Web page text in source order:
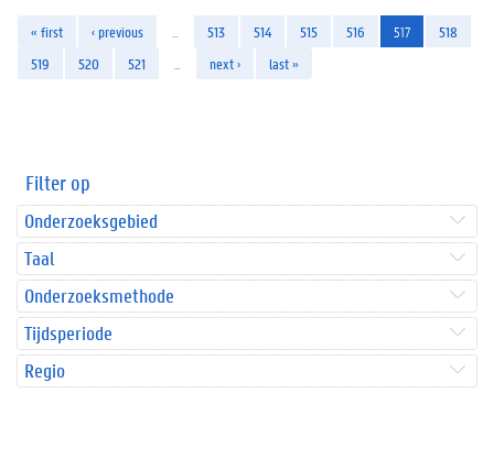
« first ‹ previous 513 514 515 516 517
518
519
520 521 next › last »
Filter op
Onderzoeksgebied
Taal
Onderzoeksmethode
Tijdsperiode
Regio